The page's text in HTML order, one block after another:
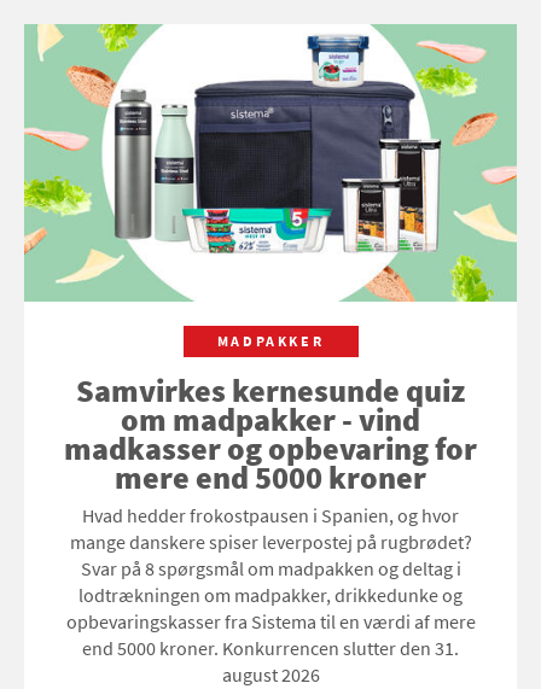
MADPAKKER
Samvirkes kernesunde quiz
om madpakker - vind
madkasser og opbevaring for
mere end 5000 kroner
Hvad hedder frokostpausen i Spanien, og hvor
mange danskere spiser leverpostej på rugbrødet?
Svar på 8 spørgsmål om madpakken og deltag i
lodtrækningen om madpakker, drikkedunke og
opbevaringskasser fra Sistema til en værdi af mere
end 5000 kroner. Konkurrencen slutter den 31.
august 2026